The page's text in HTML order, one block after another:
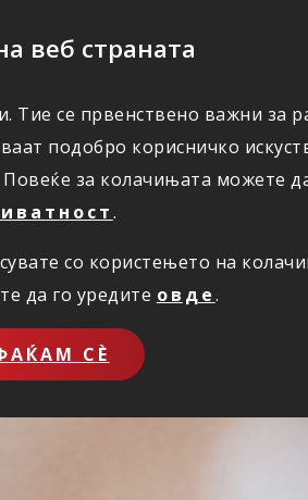
веб страната
се првенствено важни за
подобро корисничко
за колачињата можете
.
со користењето на
да го уредите овде.
СЀ
ЗА НАС